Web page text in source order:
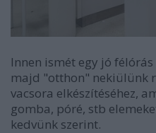
Innen ismét egy jó
majd "otthon" nekiülünk
vacsora elkészítéséhez,
gomba, póré, stb
kedvünk szerint.